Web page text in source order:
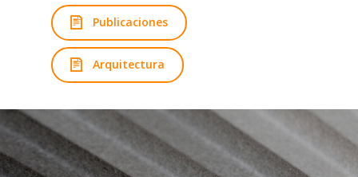
Publicaciones
Arquitectura